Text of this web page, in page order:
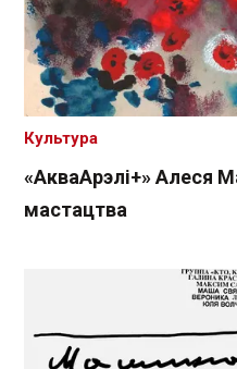
«АкваАрэлі+» Алеся
мастацтва
Культура